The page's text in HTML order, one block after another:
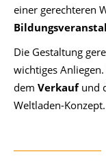
einer gerechteren
Die Gestaltung
wichtiges
dem Verkaufund
Weltladen-Konzept.